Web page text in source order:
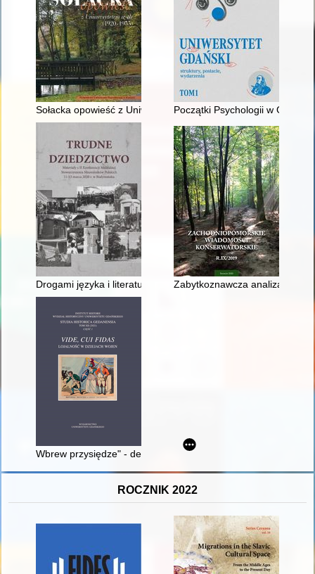
Sołacka opowieść z Uniwersytetem w tle (1920-1955)
Początki Psychologii w
Drogami języka i literatury Zabytkoznawcza analiza
Wbrew przysiędze" - dezercje w Wojsku Polskim w latach
ROCZNIK 2022